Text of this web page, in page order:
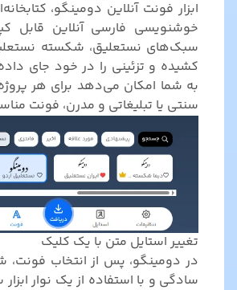
ابزار فونت آنلاین دومینگو،
خوشنویسی فارسی آنلاین قابل
سبک‌های نستعلیق، شکسته
کشیده و تزئینی را در خود جای
به شما امکان می‌دهد برای هر
سنتی یا تبلیغاتی و مدرن، فونت
تغییر استایل متن با یک کلیک
در دومینگو، پس از انتخاب فونت،
سادگی و با استفاده از یک نوار